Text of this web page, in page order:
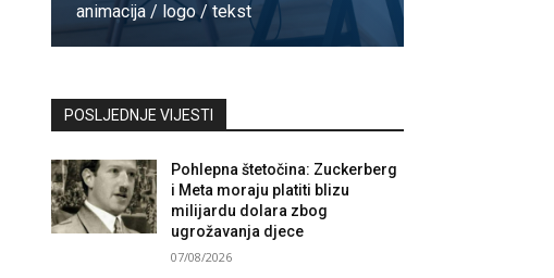
animacija / logo / tekst
POSLJEDNJE VIJESTI
Pohlepna štetočina: Zuckerberg
i Meta moraju platiti blizu
milijardu dolara zbog
ugrožavanja djece
07/08/2026